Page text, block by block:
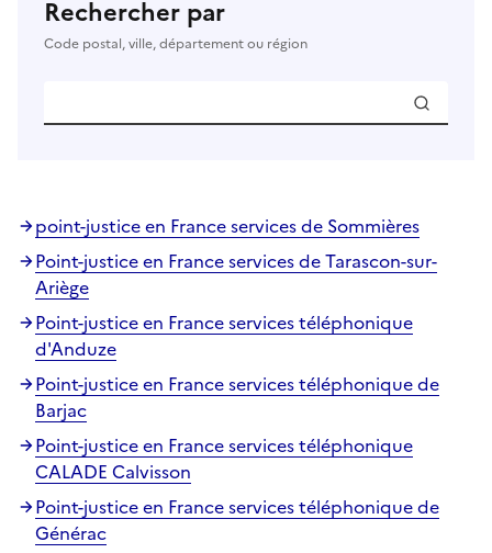
Rechercher par
Code postal, ville, département ou région
point-justice en France services de Sommières
Point-justice en France services de Tarascon-sur-
Ariège
Point-justice en France services téléphonique
d'Anduze
Point-justice en France services téléphonique de
Barjac
Point-justice en France services téléphonique
CALADE Calvisson
Point-justice en France services téléphonique de
Générac